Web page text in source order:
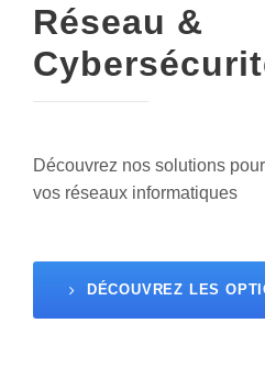
Réseau &
Découvrez nos solutions
vos réseaux informatiques
DÉCOUVREZ LES